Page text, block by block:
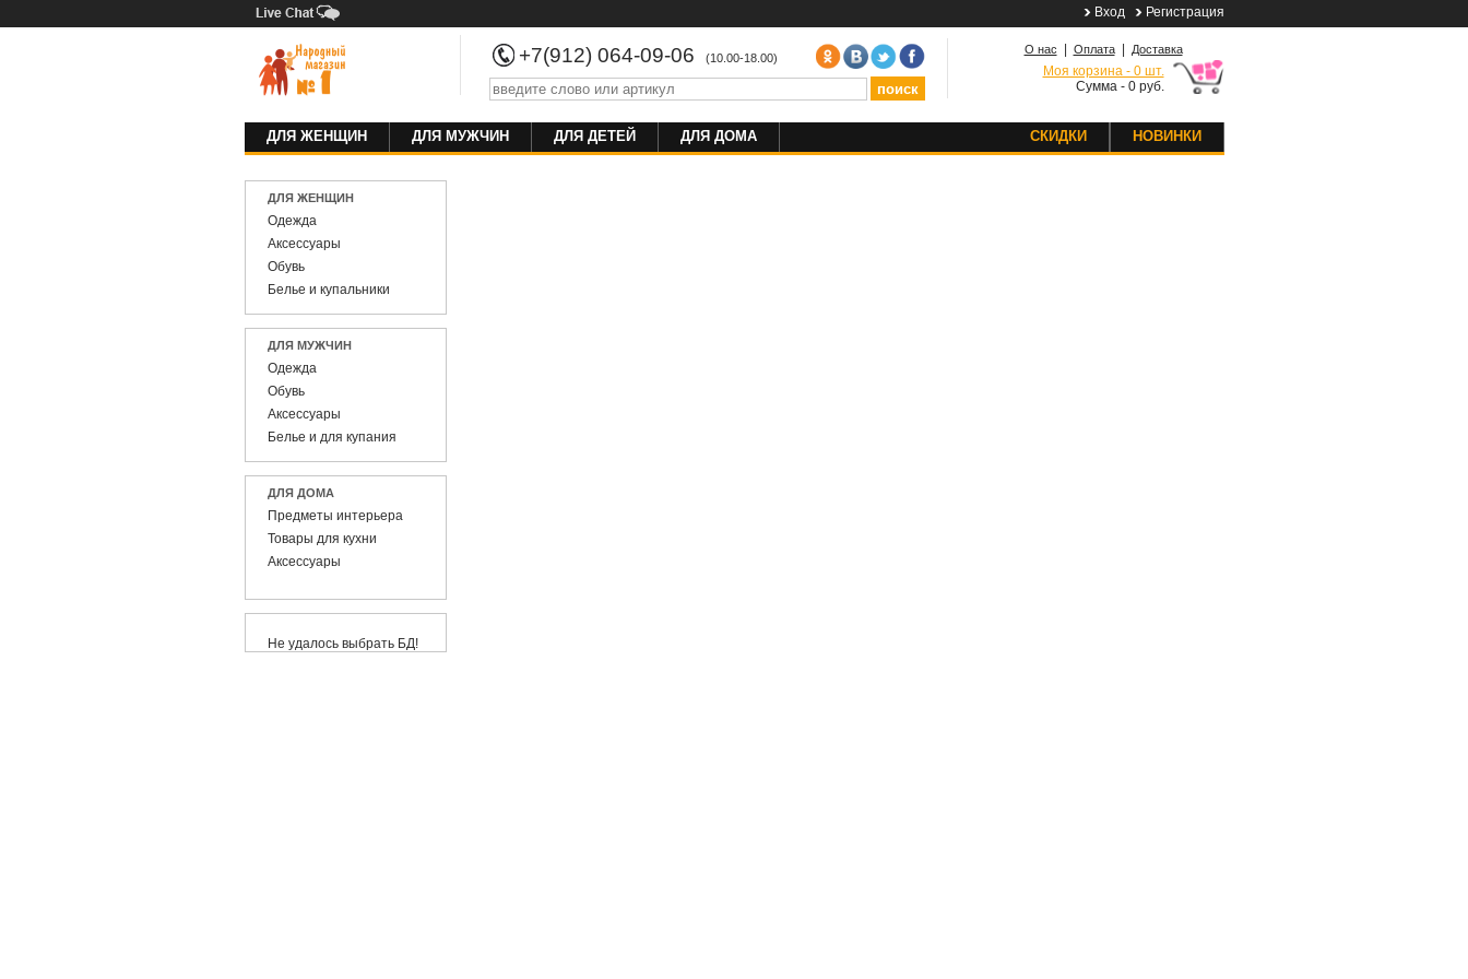
Вход Регистрация
+7(912) 064-09-06 (10.00-18.00)
О нас Оплата| Доставка
Моя корзина - 0 шт.
Сумма - 0 руб.
НОВИНКИ
СКИДКИ
ДЛЯ ЖЕНЩИН ДЛЯ МУЖЧИН ДЛЯ ДЕТЕЙ ДЛЯ ДОМА
ДЛЯ ЖЕНЩИН
Одежда
Аксессуары
Обувь
Белье и купальники
ДЛЯ МУЖЧИН
Одежда
Обувь
Аксессуары
Белье и для купания
ДЛЯ ДОМА
Предметы интерьера
Товары для кухни
Аксессуары
Не удалось выбрать БД!